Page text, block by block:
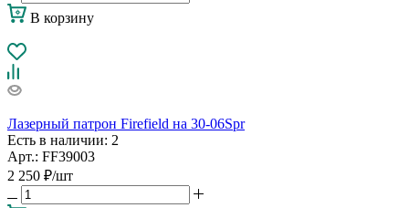
В корзину
Лазерный патрон Firefield на 30-06Spr
Есть в наличии: 2
Арт.: FF39003
2 250 ₽/шт